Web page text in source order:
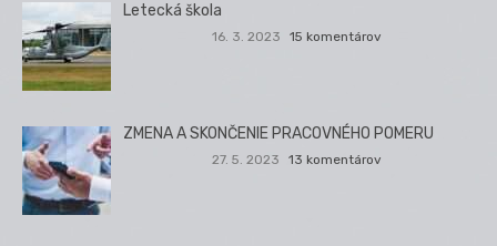
Letecká škola
16. 3. 2023 15 komentárov
ZMENA A SKONČENIE PRACOVNÉHO POMERU
27. 5. 2023 13 komentárov